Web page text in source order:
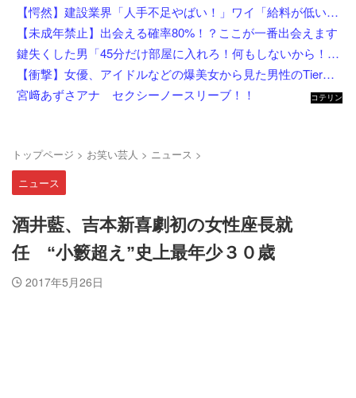
【愕然】建設業界「人手不足やばい！」ワイ「給料が低いんやろうなぁ」→調べた結果w w w w w w w
【未成年禁止】出会える確率80%！？ここが一番出会えます
鍵失くした男「45分だけ部屋に入れろ！何もしないから！」→女子大生「無理です（警察呼びます）」→男「熱中症になれってか！使えないな！」完全に不審者で草ｗｗｗ
【衝撃】女優、アイドルなどの爆美女から見た男性のTierリストがこれ←勿論優秀なお前らは入ってるよな？？？？？
宮﨑あずさアナ セクシーノースリーブ！！
コテリン
トップページ > お笑い芸人 > ニュース >
ニュース
酒井藍、吉本新喜劇初の女性座長就
任 “小籔超え”史上最年少３０歳
2017年5月26日